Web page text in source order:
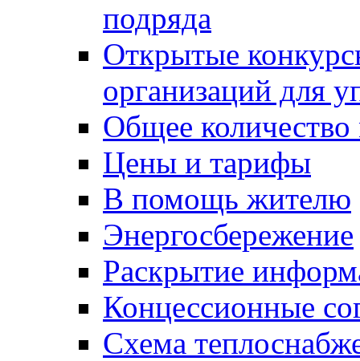
подряда
Открытые
организаций для
Общее
Цены и тарифы
В помощь жителю
Энергосбережение
Раскрытие
Концессионные
Схема